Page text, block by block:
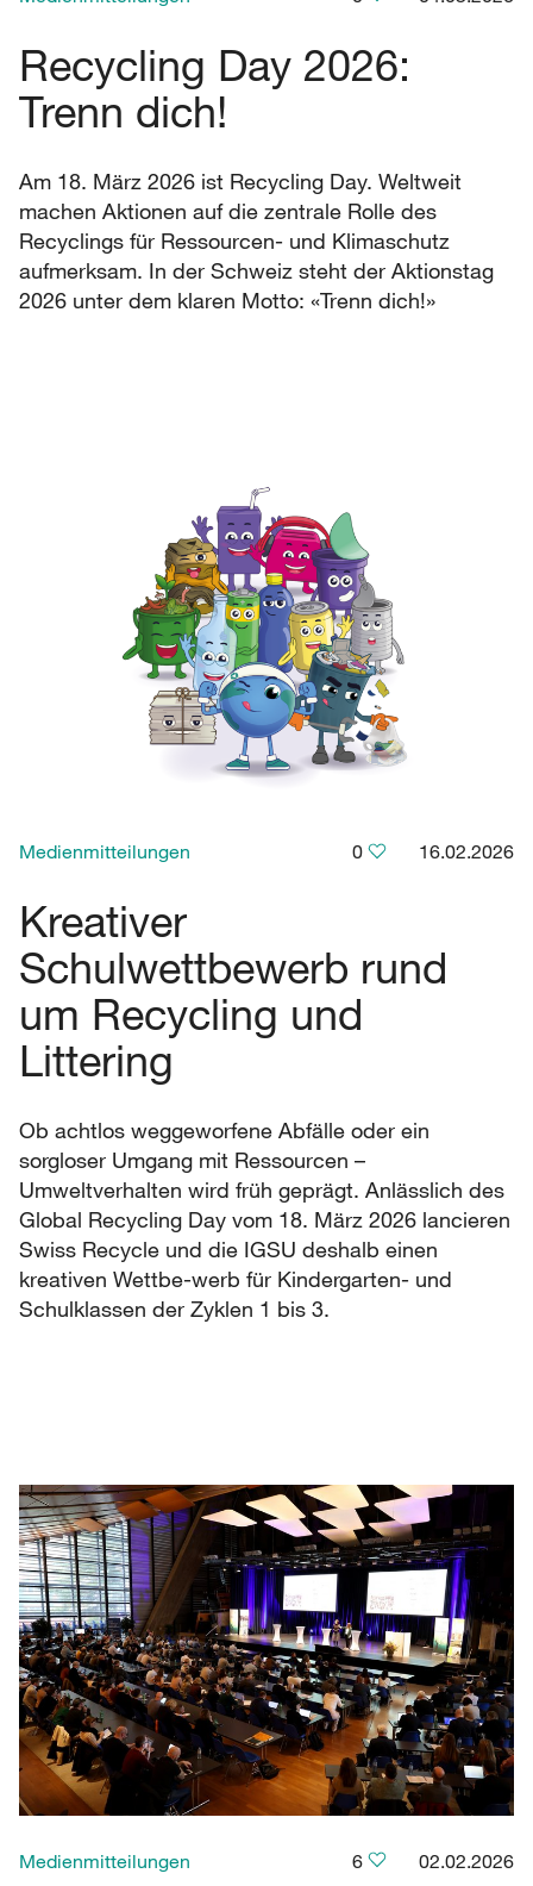
Recycling Day 2026:
Trenn dich!
Am 18. März 2026 ist Recycling Day. Weltweit
machen Aktionen auf die zentrale Rolle des
Recyclings für Ressourcen- und Klimaschutz
aufmerksam. In der Schweiz steht der Aktionstag
2026 unter dem klaren Motto: «Trenn dich!»
Medienmitteilungen 0 16.02.2026
Kreativer
Schulwettbewerb rund
um Recycling und
Littering
Ob achtlos weggeworfene Abfälle oder ein
sorgloser Umgang mit Ressourcen –
Umweltverhalten wird früh geprägt. Anlässlich des
Global Recycling Day vom 18. März 2026 lancieren
Swiss Recycle und die IGSU deshalb einen
kreativen Wettbe-werb für Kindergarten- und
Schulklassen der Zyklen 1 bis 3.
Medienmitteilungen 6 02.02.2026